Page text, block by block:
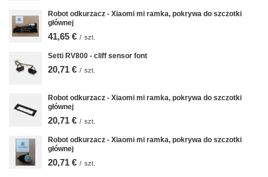
Robot odkurzacz - Xiaomi mi ramka, pokrywa do szczotki
głównej
41,65 € / szt.
Setti RV800 - cliff sensor font
20,71 € / szt.
Robot odkurzacz - Xiaomi mi ramka, pokrywa do szczotki
głównej
20,71 € / szt.
Robot odkurzacz - Xiaomi mi ramka, pokrywa do szczotki
głównej
20,71 € / szt.